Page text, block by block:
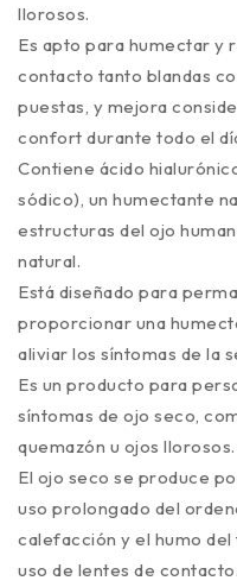
llorosos.
Es apto para humectar y
contacto tanto blandas
puestas, y mejora
confort durante todo el
Contiene ácido
sódico), un humectante
estructuras del ojo
natural.
Está diseñado para
proporcionar una
aliviar los síntomas de la
Es un producto para
síntomas de ojo seco,
quemazón u ojos llorosos.
El ojo seco se produce
uso prolongado del
calefacción y el humo
uso de lentes de contacto.